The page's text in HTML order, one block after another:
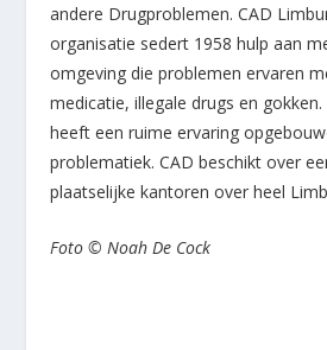
andere Drugproblemen. CAD
organisatie sedert 1958 hulp aan
omgeving die problemen ervaren
medicatie, illegale drugs en
heeft een ruime ervaring
problematiek. CAD beschikt over
plaatselijke kantoren over heel
Foto © Noah De Cock